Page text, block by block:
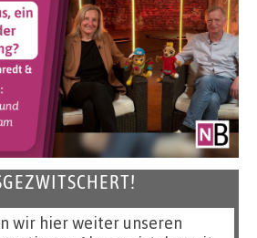
wir hier weiter unseren